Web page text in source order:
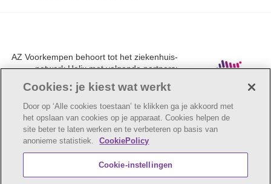
AZ Voorkempen behoort tot het ziekenhuis-
netwerk Helix met volgende partners:
Klina.
© AZ Voorkempen
Cookie verklaring
Privacybeleid
Webtoegankelijkheidsverklaring
Cookies: je kiest wat werkt
Door op ‘Alle cookies toestaan’ te klikken ga je akkoord met
het opslaan van cookies op je apparaat. Cookies helpen de
site beter te laten werken en te verbeteren op basis van
anonieme statistiek.
CookiePolicy
Cookie-instellingen